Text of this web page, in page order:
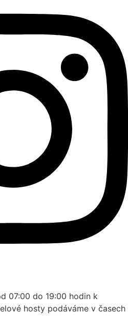
07:00 do 19:00 hodin k
hosty podáváme v časech